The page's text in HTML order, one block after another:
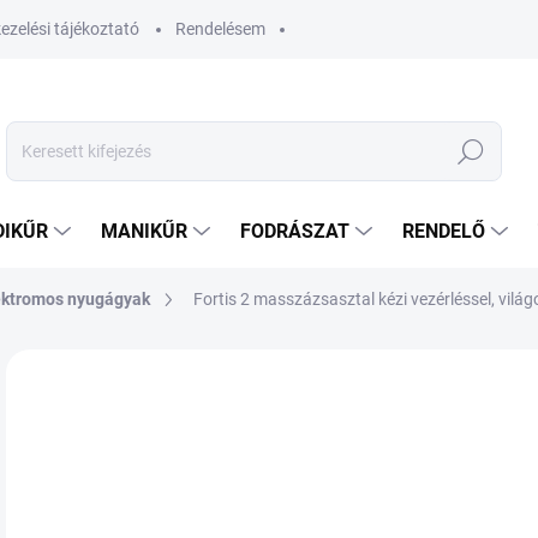
tájékoztató Rendelésem
Keresés
MANIKŰR FODRÁSZAT RENDELŐ
nyugágyak Fortis 2 masszázsasztal kézi vezérléssel,